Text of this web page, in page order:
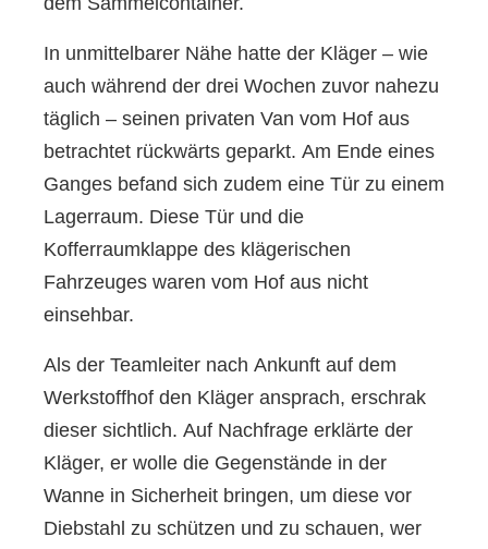
In unmittelbarer Nähe hatte der Kläger – wie
auch während der drei Wochen zuvor nahezu
täglich – seinen privaten Van vom Hof aus
betrachtet rückwärts geparkt. Am Ende eines
Ganges befand sich zudem eine Tür zu einem
Lagerraum. Diese Tür und die
Kofferraumklappe des klägerischen
Fahrzeuges waren vom Hof aus nicht
einsehbar.
Als der Teamleiter nach Ankunft auf dem
Werkstoffhof den Kläger ansprach, erschrak
dieser sichtlich. Auf Nachfrage erklärte der
Kläger, er wolle die Gegenstände in der
Wanne in Sicherheit bringen, um diese vor
Diebstahl zu schützen und zu schauen, wer